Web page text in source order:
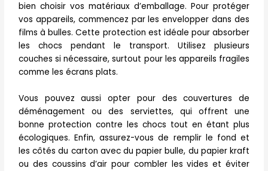
bien choisir vos matériaux d’emballage. Pour protéger
vos appareils, commencez par les envelopper dans des
films à bulles. Cette protection est idéale pour absorber
les chocs pendant le transport. Utilisez plusieurs
couches si nécessaire, surtout pour les appareils fragiles
comme les écrans plats.
Vous pouvez aussi opter pour des couvertures de
déménagement ou des serviettes, qui offrent une
bonne protection contre les chocs tout en étant plus
écologiques. Enfin, assurez-vous de remplir le fond et
les côtés du carton avec du papier bulle, du papier kraft
ou des coussins d’air pour combler les vides et éviter